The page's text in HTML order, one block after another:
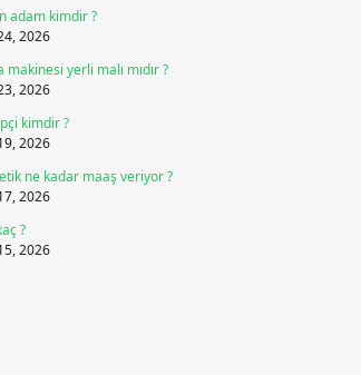
adam kimdir ?
2026
makinesi yerli malı mıdır ?
2026
kimdir ?
2026
ne kadar maaş veriyor ?
2026
?
2026